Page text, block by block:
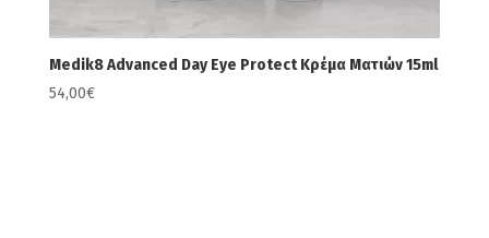
Medik8 Advanced Day Eye Protect Κρέμα Ματιών 15ml
54,00€